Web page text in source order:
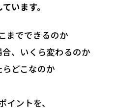
います。
までできるのか
、いくら変わるのか
どこなのか
イントを、